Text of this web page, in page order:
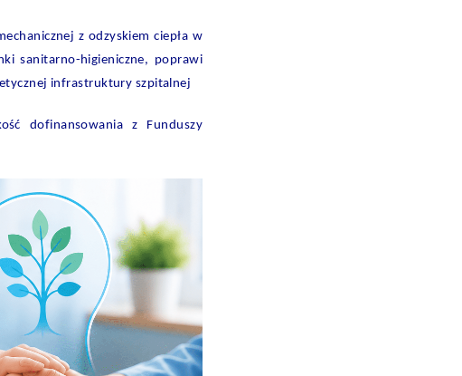
z odzyskiem ciepła w
sanitarno-higieniczne, poprawi
infrastruktury szpitalnej
dofinansowania z Funduszy